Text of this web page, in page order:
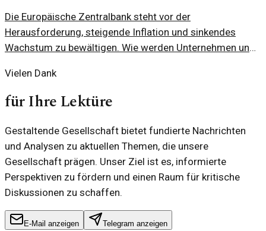
Die Europäische Zentralbank steht vor der
Herausforderung, steigende Inflation und sinkendes
Wachstum zu bewältigen. Wie werden Unternehmen und
Vielen Dank
für Ihre Lektüre
Gestaltende Gesellschaft bietet fundierte Nachrichten
und Analysen zu aktuellen Themen, die unsere
Gesellschaft prägen. Unser Ziel ist es, informierte
Perspektiven zu fördern und einen Raum für kritische
Diskussionen zu schaffen.
E-Mail anzeigen Telegram anzeigen